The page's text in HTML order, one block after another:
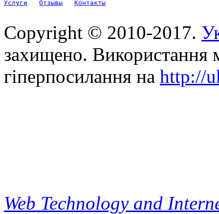
Услуги Отзывы Контакты
Copyright © 2010-2017.
захищено. Використання
гіперпосилання на http://
Web Technology and